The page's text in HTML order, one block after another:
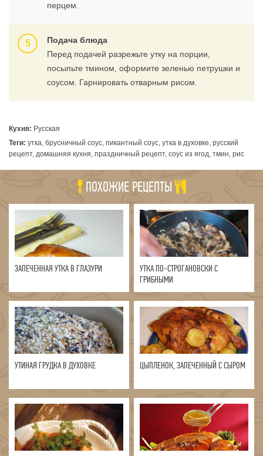
перцем.
Подача блюда
Перед подачей разрежьте утку на порции,
посыпьте тмином, оформите зеленью петрушки и
соусом. Гарнировать отварным рисом.
Кухня: Русская
Теги: утка, брусничный соус, пикантный соус, утка в духовке, русский
рецепт, домашняя кухня, праздничный рецепт, соус из ягод, тмин, рис
ПОХОЖИЕ РЕЦЕПТЫ
ЗАПЕЧЕННАЯ УТКА В ГЛАЗУРИ
УТКА ПО-СТРОГАНОВСКИ С
ГРИБНЫМИ
УТИНАЯ ГРУДКА В ДУХОВКЕ ЦЫПЛЕНОК, ЗАПЕЧЕННЫЙ С СЫРОМ